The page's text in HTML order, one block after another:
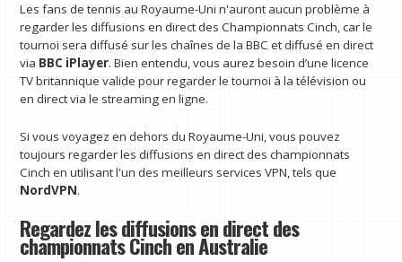
Les fans de tennis au Royaume-Uni n'auront aucun problème à
regarder les diffusions en direct des Championnats Cinch, car le
tournoi sera diffusé sur les chaînes de la BBC et diffusé en direct
via BBC iPlayer. Bien entendu, vous aurez besoin d’une licence
TV britannique valide pour regarder le tournoi à la télévision ou
en direct via le streaming en ligne.
Si vous voyagez en dehors du Royaume-Uni, vous pouvez
toujours regarder les diffusions en direct des championnats
Cinch en utilisant l'un des meilleurs services VPN, tels que
NordVPN.
Regardez les diffusions en direct des
championnats Cinch en Australie